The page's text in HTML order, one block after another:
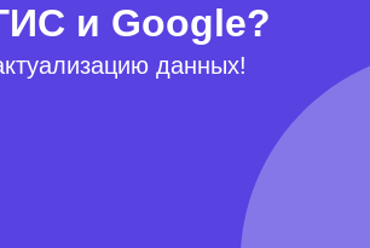
и Google?
данных!